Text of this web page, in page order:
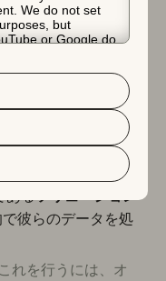
We do not set
but
or Google do.
data and the
our
your cookie settings
button.
め、一部の個人デ
使用しています。
たその他の目的の
彼らのデータを処
これを行うには、オ